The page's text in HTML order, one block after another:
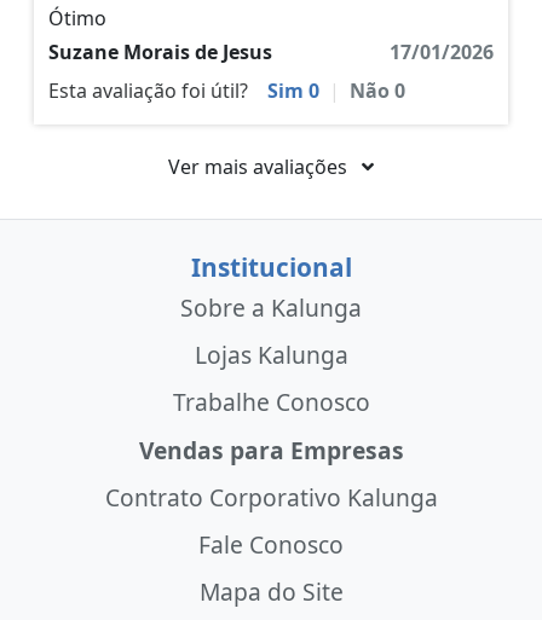
Ótimo
Suzane Morais de Jesus
17/01/2026
Esta avaliação foi útil?
Sim 0 | Não0
Ver mais avaliações
Institucional
Sobre a Kalunga
Lojas Kalunga
Trabalhe Conosco
Vendas para Empresas
Contrato Corporativo Kalunga
Fale Conosco
Mapa do Site